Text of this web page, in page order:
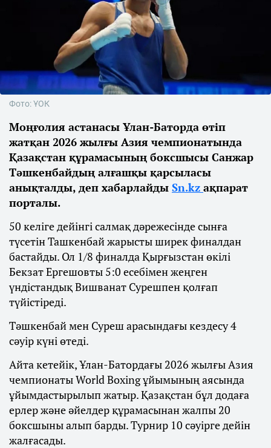
Фото: ҰОК
Моңғолия астанасы Ұлан-Баторда өтіп
жатқан 2026 жылғы Азия чемпионатында
Қазақстан құрамасының боксшысы Санжар
Тәшкенбайдың алғашқы қарсыласы
анықталды, деп хабарлайды Sn.kz ақпарат
порталы.
50 келіге дейінгі салмақ дәрежесінде сынға
түсетін Ташкенбай жарысты ширек финалдан
бастайды. Ол 1/8 финалда Қырғызстан өкілі
Бекзат Ергешовты 5:0 есебімен жеңген
үндістандық Вишванат Сурешпен қолғап
түйістіреді.
Тәшкенбай мен Суреш арасындағы кездесу 4
сәуір күні өтеді.
Айта кетейік, Ұлан-Батордағы 2026 жылғы Азия
чемпионаты World Boxing ұйымының аясында
ұйымдастырылып жатыр. Қазақстан бұл додаға
ерлер және әйелдер құрамасынан жалпы 20
боксшыны алып барды. Турнир 10 сәуірге дейін
жалғасады.